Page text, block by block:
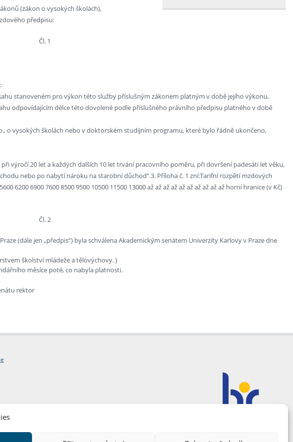
(zákon o vysokých školách),
předpisu:
Čl. 1
stanoveném pro výkon této služby příslušným zákonem platným v době jejího výkonu,
odpovídajícím délce této dovolené podle příslušného právního předpisu platného v době
o vysokých školách nebo v doktorském studijním programu, které bylo řádně ukončeno,
výročí 20 let a každých dalších 10 let trvání pracovního poměru, při dovršení padesáti let věku,
nebo po nabytí nároku na starobní důchod“.3. Příloha č. 1 zní:Tarifní rozpětí mzdových
6200 6900 7600 8500 9500 10500 11500 13000 až až až až až až až až až až horní hranice (v Kč)
Čl. 2
(dále jen „předpis“) byla schválena Akademickým senátem Univerzity Karlovy v Praze dne
školství mládeže a tělovýchovy. )
měsíce poté, co nabyla platnosti.
rektor